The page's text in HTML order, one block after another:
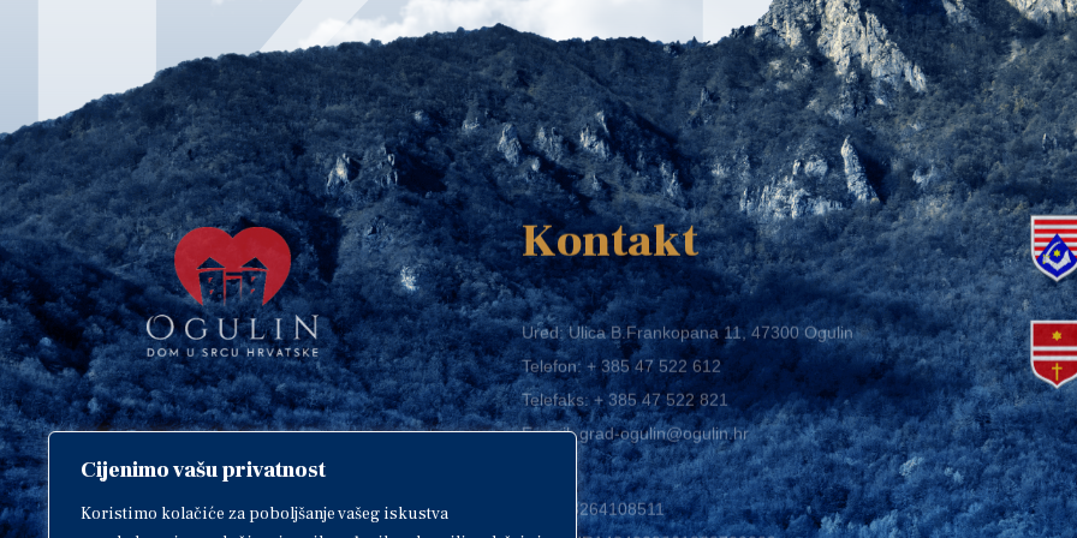
Cijenimo vašu privatnost
Koristimo kolačiće za poboljšanje vašeg iskustva
Copyright © 2018. Grad Ogulin,
sva prava pridržana.
Kontakt
Ured: Ulica B.Frankopana 11, 47300 Ogulin
Telefon:+ 385 47 522 612
Telefaks:+ 385 47 522 821
E-mail:grad-ogulin@ogulin.hr
OIB: 58264108511
IBAN: HR1424020061829700009